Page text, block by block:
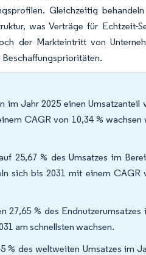
Gleichzeitig
was Verträge für Echtzeit-
der Markteintritt von
im Jahr 2025 einen Umsatzanteil
CAGR von 10,34 %
25,67 % des Umsatzes im
sich bis 2031 mit einem CAGR
27,65 % des
am schnellsten wachsen.
des weltweiten Umsatzes im